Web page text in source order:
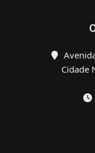
Cidade